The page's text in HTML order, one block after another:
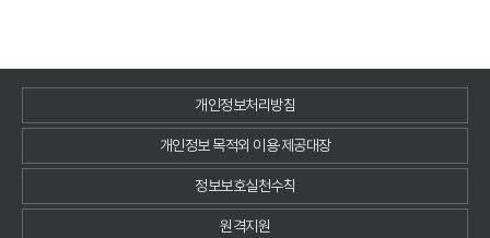
개인정보처리방침
개인정보 목적외 이용·제공대장
정보보호실천수칙
원격지원